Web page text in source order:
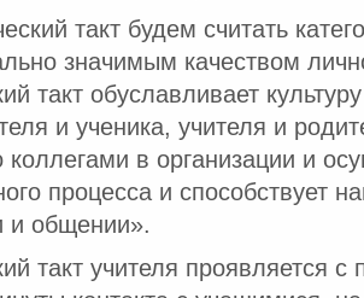
такт будем считать
значимым качеством
такт обуславливает
и ученика, учителя и
коллегами в организации и
процесса и способствует
и общении».
такт учителя проявляется с